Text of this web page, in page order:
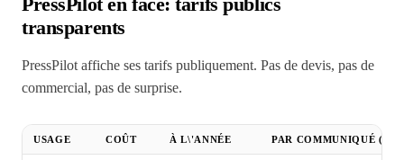
PressPilot en face: tarifs publics
transparents
PressPilot affiche ses tarifs publiquement. Pas de devis, pas de
commercial, pas de surprise.
USAGE COÛT À L\'ANNÉE PAR COMMUNIQUÉ (300